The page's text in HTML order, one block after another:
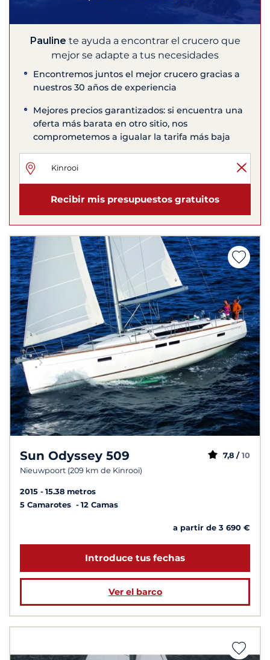
Pauline te ayuda a encontrar el crucero que
mejor se adapte a tus necesidades
Encontremos juntos el mejor crucero gracias a
nuestros 30 años de experiencia
Mejores precios garantizados: si encuentra una
oferta más barata en otro sitio, nos
comprometemos a igualar la tarifa más baja
Recibir mis presupuestos gratuitos
Sun Odyssey 509
Nieuwpoort (209 km de Kinrooi)
7,8 / 10
2015
15.38 metros
5 Camarotes
12 Camas
a partir de 3 690 €
Introduce tus fechas
Ver el barco